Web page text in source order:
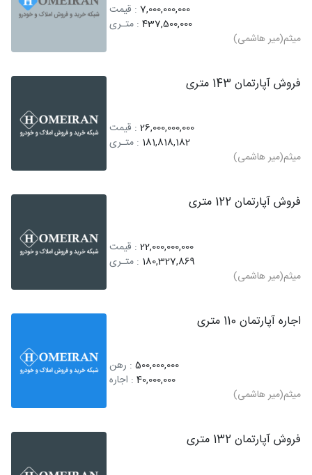
7,000,000,000 : قیمت
437,500,000 : متـری
میثم(میر هاشمی)
فروش آپارتمان 143 متری
26,000,000,000 : قیمت
181,818,182 : متـری
میثم(میر هاشمی)
فروش آپارتمان 122 متری
22,000,000,000 : قیمت
180,327,869 : متـری
میثم(میر هاشمی)
اجاره آپارتمان 110 متری
500,000,000 : رهن
40,000,000 : اجاره
میثم(میر هاشمی)
فروش آپارتمان 132 متری